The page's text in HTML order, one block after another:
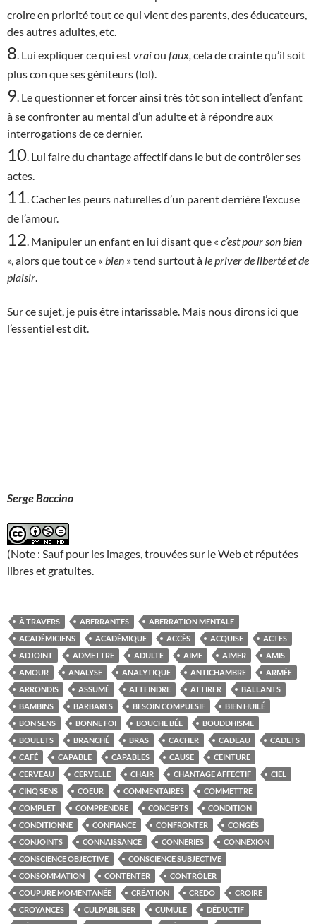
croire en priorité tout ce qui vient des parents, des éducateurs,
des autres adultes, etc.
8 . Lui expliquer ce qui estvraiou faux, cela de crainte qu’il soit
plus con que ses géniteurs (lol).
9 . Le questionner et forcer ainsi très tôt son intellect d’enfant
à se confronter au mental d’un adulte et à répondre aux
interrogations de ce dernier.
10 . Lui faire du chantage affectif dans le but de contrôler ses
actes.
11 . Cacher les peurs naturelles d’un parent derrière l’excuse
de l’amour.
12 . Manipuler un enfant en lui disant que « c’estpour son bien
», alors que tout ce « bien » tend surtout à le priver de liberté et de
plaisir
Sur ce sujet, je puis être intarissable. Mais nous dirons ici que
l’essentiel est dit.
Serge Baccino
(Note : Sauf pour les images, trouvées sur le Web et réputées
libres et gratuites.
À TRAVERS ABERRANTES
ABERRATION MENTALE
ACADÉMICIENS
ACADÉMIQUE ACCÈS ACQUISE
ACTES
ADJOINT
ADMETTRE ADULTE AIME AIMER
AMIS
AMOUR
ANALYSE ANALYTIQUE ANTICHAMBRE
ARMÉE
ARRONDIS
ASSUMÉ ATTEINDRE ATTIRER
BALLANTS
BAMBINS
BARBARES BESOIN COMPULSIF
BIEN HUILÉ
BON SENS
BONNE FOI BOUCHE BÉE
BOUDDHISME
BOULETS
BRANCHÉ BRAS CACHER CADEAU
CADETS
CAFÉ
CAPABLE CAPABLES CAUSE
CEINTURE
CERVEAU
CERVELLE CHAIR CHANTAGE AFFECTIF
CIEL
CINQ SENS
COEUR COMMENTAIRES
COMMETTRE
COMPLET
COMPRENDRE CONCEPTS
CONDITION
CONDITIONNE
CONFIANCE CONFRONTER
CONGÉS
CONJOINTS
CONNAISSANCE CONNERIES
CONNEXION
CONSCIENCE OBJECTIVE
CONSCIENCE SUBJECTIVE
CONSOMMATION
CONTENTER
CONTRÔLER
COUPURE MOMENTANÉE
CRÉATION CREDO
CROIRE
CROYANCES
CULPABILISER CUMULE
DÉDUCTIF